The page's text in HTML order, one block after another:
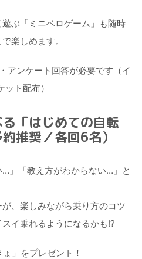
ぶ「ミニベロゲーム」も随時
楽しめます。
アンケート回答が必要です（イ
ト配布）
る「はじめての自転
推奨／各回6名）
…」「教え方がわからない…」と
、楽しみながら乗り方のコツ
イ乗れるようになるかも!?
」をプレゼント！